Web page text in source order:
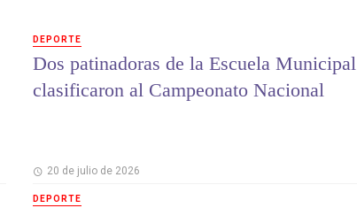
DEPORTE
Dos patinadoras de la Escuela Municipal
clasificaron al Campeonato Nacional
20 de julio de 2026
DEPORTE